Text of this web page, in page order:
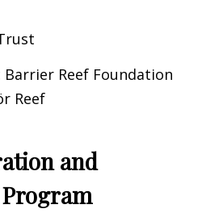
Reef Foundation
Reef
and